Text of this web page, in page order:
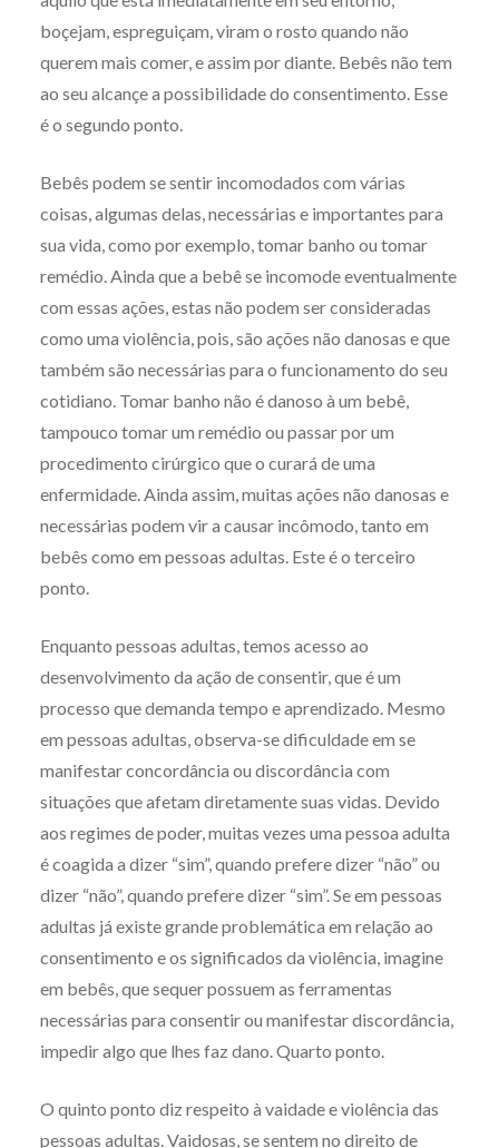
boçejam, espreguiçam, viram o rosto quando não
querem mais comer, e assim por diante. Bebês não tem
ao seu alcançe a possibilidade do consentimento. Esse
é o segundo ponto.
Bebês podem se sentir incomodados com várias
coisas, algumas delas, necessárias e importantes para
sua vida, como por exemplo, tomar banho ou tomar
remédio. Ainda que a bebê se incomode eventualmente
com essas ações, estas não podem ser consideradas
como uma violência, pois, são ações não danosas e que
também são necessárias para o funcionamento do seu
cotidiano. Tomar banho não é danoso à um bebê,
tampouco tomar um remédio ou passar por um
procedimento cirúrgico que o curará de uma
enfermidade. Ainda assim, muitas ações não danosas e
necessárias podem vir a causar incômodo, tanto em
bebês como em pessoas adultas. Este é o terceiro
ponto.
Enquanto pessoas adultas, temos acesso ao
desenvolvimento da ação de consentir, que é um
processo que demanda tempo e aprendizado. Mesmo
em pessoas adultas, observa-se dificuldade em se
manifestar concordância ou discordância com
situações que afetam diretamente suas vidas. Devido
aos regimes de poder, muitas vezes uma pessoa adulta
é coagida a dizer “sim”, quando prefere dizer “não” ou
dizer “não”, quando prefere dizer “sim”. Se em pessoas
adultas já existe grande problemática em relação ao
consentimento e os significados da violência, imagine
em bebês, que sequer possuem as ferramentas
necessárias para consentir ou manifestar discordância,
impedir algo que lhes faz dano. Quarto ponto.
O quinto ponto diz respeito à vaidade e violência das
pessoas adultas. Vaidosas, se sentem no direito de